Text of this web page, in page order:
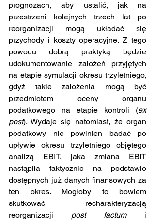
prognozach, aby ustalić, jak na
przestrzeni kolejnych trzech lat po
reorganizacji mogą układać się
przychody i koszty operacyjne. Z tego
powodu dobrą praktyką będzie
udokumentowanie założeń przyjętych
na etapie symulacji okresu trzyletniego,
gdyż takie założenia mogą być
przedmiotem oceny organu
podatkowego na etapie kontroli (ex
post). Wydaje się natomiast, że organ
podatkowy nie powinien badać po
upływie okresu trzyletniego objętego
analizą EBIT, jaka zmiana EBIT
nastąpiła faktycznie na podstawie
dostępnych już danych finansowych za
ten okres. Mogłoby to bowiem
skutkować recharakteryzacją
reorganizacji post factum i